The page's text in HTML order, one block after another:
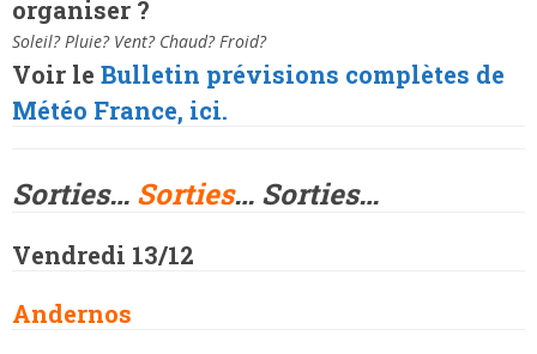
organiser ?
Soleil? Pluie? Vent? Chaud? Froid?
Voir le Bulletin prévisions complètes de
Météo France, ici.
Sorties… Sorties… Sorties…
Vendredi 13/12
Andernos